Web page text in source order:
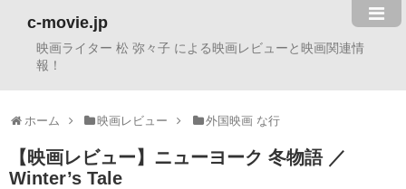
c-movie.jp
映画ライター 松 弥々子 による映画レビューと映画関連情
報！
ホーム 映画レビュー 外国映画 な行
【映画レビュー】ニューヨーク 冬物語 ／
Winter’s Tale